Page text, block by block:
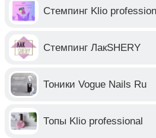
Стемпинг Klio
Стемпинг ЛакSHERY
Тоники Vogue Nails Ru
Топы Klio professional